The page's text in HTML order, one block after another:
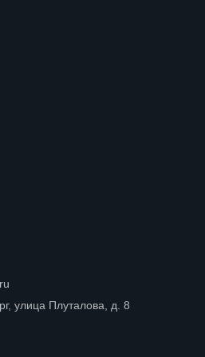
улица Плуталова, д. 8